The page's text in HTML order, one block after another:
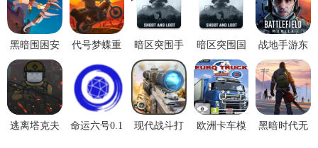
黑暗围困安
卓最新版
0.1.1 最新版
代号梦蝶重
1.0.0 最新版
暗区突围手
游外服下载
V1.0.181.181
谷歌最新
暗区突围国
际服官方版
(arena
breakout)1.0.
战地手游东
南亚服0.9
最新版
逃离塔克夫
命运六号0.1
现代战斗打
欧洲卡车模
黑暗时代无